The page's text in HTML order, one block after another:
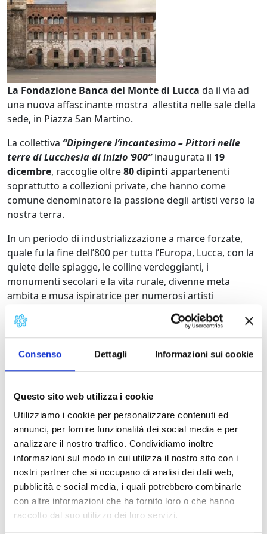
Consenso Dettagli Informazioni sui cookie
Questo sito web utilizza i cookie
Utilizziamo i cookie per personalizzare contenuti ed
annunci, per fornire funzionalità dei social media e per
analizzare il nostro traffico. Condividiamo inoltre
informazioni sul modo in cui utilizza il nostro sito con i
nostri partner che si occupano di analisi dei dati web,
pubblicità e social media, i quali potrebbero combinarle
con altre informazioni che ha fornito loro o che hanno
raccolto dal suo utilizzo dei loro servizi.
La Fondazione Banca del Monte di Lucca da il via ad
una nuova affascinante mostra allestita nelle sale della
sede, in Piazza San Martino.
La collettiva “Dipingere l’incantesimo – Pittori nelle
terre di Lucchesia di inizio ‘900”inaugurata il 19
dicembre, raccoglie oltre80 dipinti appartenenti
soprattutto a collezioni private, che hanno come
comune denominatore la passione degli artisti verso la
nostra terra.
In un periodo di industrializzazione a marce forzate,
quale fu la fine dell’800 per tutta l’Europa, Lucca, con la
quiete delle spiagge, le colline verdeggianti, i
monumenti secolari e la vita rurale, divenne meta
ambita e musa ispiratrice per numerosi artisti
dell’epoca: non solo pittori, ma anche musicisti, poeti e
scrittori.
In questa mostra emergono i paesaggi di una città
quasi incantata, in equilibrio con la natura, immortalata
Meschi, Nino Carrara, Giovan Battista Santini, Plinio
Nomellini e Lorenzo Viani, che hanno fatto la storia
dell’arte della Toscana.
L’esposizione, adingresso libero, propone anche opere
di Carlo Carrà, realizzate quando era ospite a Coreglia
da Pascoli, nonché dipinti di artisti contemporanei
come Marzia Martelli, Alessandro Tofanelli, Antonio
Vignocchi e Marco Pasega.